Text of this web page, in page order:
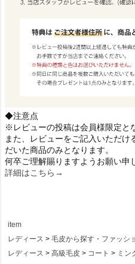
◆注意点
※レビューの投稿は会員様限定と
また、レビューをご記入いただ
だいた商品のみとなります。
何卒ご理解賜りますようお願い申
詳細はこちら→
item
レディース
毛皮から探す・ファッシ
レディース
高級毛皮 コート ミン